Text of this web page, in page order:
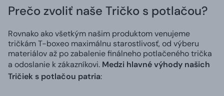
Prečo zvoliť naše Tričko s potlačou?
Rovnako ako všetkým našim produktom venujeme
tričkám T-boxeo maximálnu starostlivosť, od výberu
materiálov až po zabalenie finálneho potlačeného trička
a odoslanie k zákazníkovi. Medzi hlavné výhody našich
Tričiek s potlačou patria: